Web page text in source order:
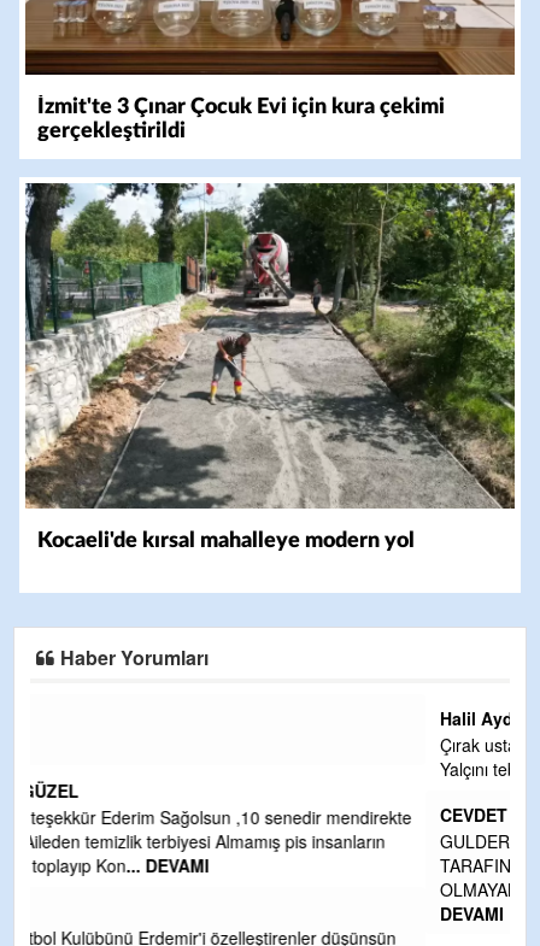
İzmit'te 3 Çınar Çocuk Evi için kura çekimi
gerçekleştirildi
Kocaeli'de kırsal mahalleye modern yol
Haber Yorumları
Çırak ustasından öğrenir kısmet bağlamayı... Ben İbrahim
CEVDET YILMAZ
GULDERE DERE ÇALIŞMALARI, SEKIZ YIL ÖNCE ALKAYA
TARAFINDAN BAŞLATILDI, ETRASFINDA YERLEŞİM YERI
OLMAYAN KISIMLARA DUVARLAR YAPILDI."BURADAK...